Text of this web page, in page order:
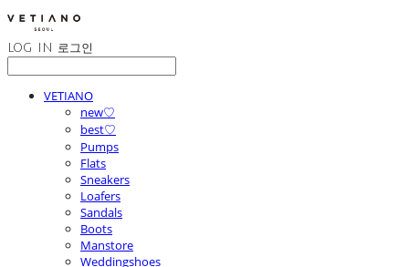
LOG IN 로그인
VETIANO
new♡
best♡
Pumps
Flats
Sneakers
Loafers
Sandals
Boots
Manstore
Weddingshoes